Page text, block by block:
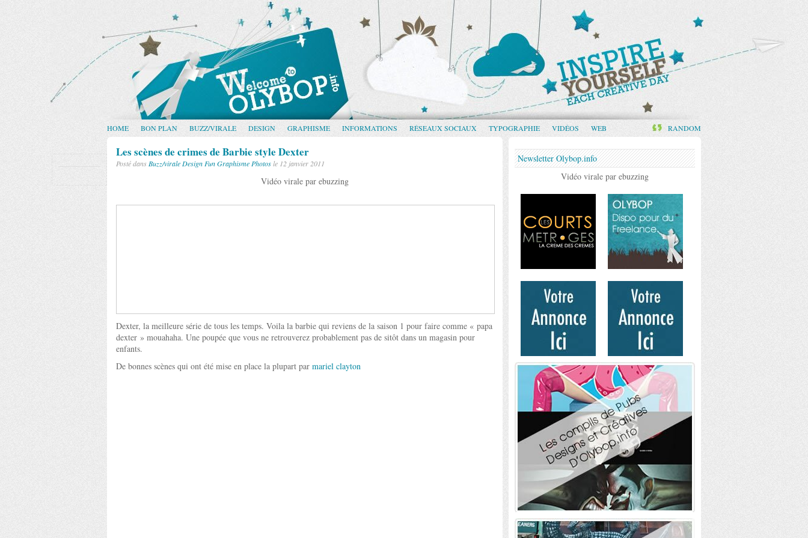
HOME BON PLAN BUZZ/VIRALE DESIGN GRAPHISME INFORMATIONS RÉSEAUX SOCIAUX TYPOGRAPHIE VIDÉOS WEB RANDOM
Les scènes de crimes de Barbie style Dexter
Posté dans Buzz/virale Design FunGraphisme Photosle 12 janvier 2011
Vidéo virale par ebuzzing
Dexter, la meilleure série de tous les temps. Voila la barbie qui reviens de la saison 1 pour faire comme « papa
dexter » mouahaha. Une poupée que vous ne retrouverez probablement pas de sitôt dans un magasin pour
enfants.
De bonnes scènes qui ont été mise en place la plupart par mariel clayton
Newsletter Olybop.info
Vidéo virale par ebuzzing